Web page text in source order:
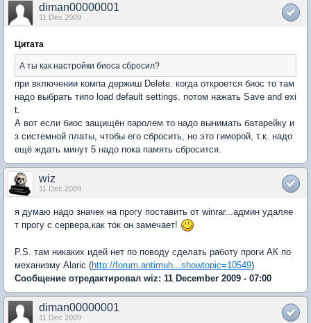
diman00000001
11 Dec 2009
Цитата
А ты как настройки биоса сбросил?
при включении компа держиш Delete. когда откроется биос то там
надо выбрать типо load default settings. потом нажать Save and exi
t.
А вот если биос защищён паролем то надо вынимать батарейку и
з системной платы, чтобы его сбросить, но это гиморой, т.к. надо
ещё ждать минут 5 надо пока память сбросится.
wiz
11 Dec 2009
я думаю надо значек на прогу поставить от winrar...админ удаляе
т прогу с сервера,как ток он замечает!
P.S. там никаких идей нет по поводу сделать работу проги АК по
механизму Alaric (http://forum.antimuh...showtopic=10549)
Сообщение отредактировал wiz: 11 December 2009 - 07:00
diman00000001
11 Dec 2009